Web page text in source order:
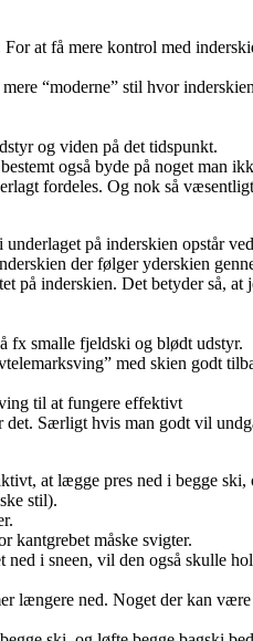
at få mere kontrol med
“moderne” stil hvor
og viden på det tidspunkt.
også byde på noget man
fordeles. Og nok så
på inderskien opstår
der følger yderskien
på inderskien. Det betyder så, at
fx smalle fjeldski og blødt udstyr.
med skien godt
til at fungere effektivt
Særligt hvis man godt vil
at lægge pres ned i begge ski,
stil).
kantgrebet måske svigter.
i sneen, vil den også skulle
længere ned. Noget der kan